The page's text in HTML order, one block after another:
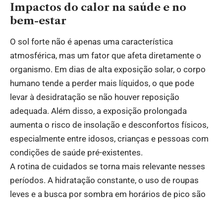
Impactos do calor na saúde e no
bem-estar
O sol forte não é apenas uma característica
atmosférica, mas um fator que afeta diretamente o
organismo. Em dias de alta exposição solar, o corpo
humano tende a perder mais líquidos, o que pode
levar à desidratação se não houver reposição
adequada. Além disso, a exposição prolongada
aumenta o risco de insolação e desconfortos físicos,
especialmente entre idosos, crianças e pessoas com
condições de saúde pré-existentes.
A rotina de cuidados se torna mais relevante nesses
períodos. A hidratação constante, o uso de roupas
leves e a busca por sombra em horários de pico são